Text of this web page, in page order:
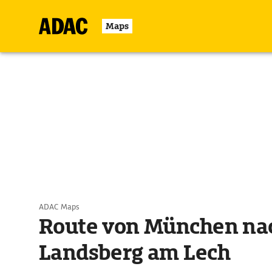
Maps
ADAC Maps
Route von München
Landsberg am Lech